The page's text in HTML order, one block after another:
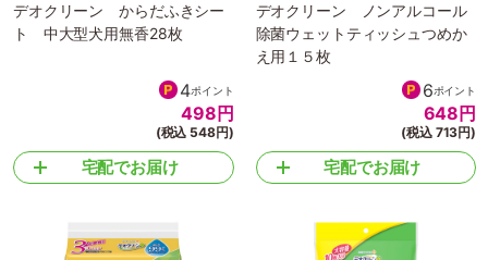
デオクリーン からだふきシー
ト 中大型犬用無香28枚
4ポイント
498 円
(税込 548円)
宅配でお届け
デオクリーン ノンアルコール
除菌ウェットティッシュつめか
え用１５枚
6ポイント
648 円
(税込 713円)
宅配でお届け